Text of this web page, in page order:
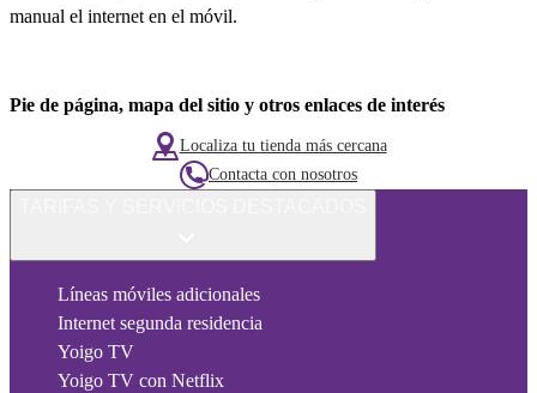
manual el internet en el móvil.
Pie de página, mapa del sitio y otros enlaces de interés
Localiza tu tienda más cercana
Contacta con nosotros
Líneas móviles adicionales
Internet segunda residencia
Yoigo TV
Yoigo TV con Netflix